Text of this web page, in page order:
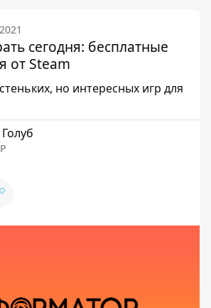
сегодня: бесплатные
от Steam
но интересных игр для